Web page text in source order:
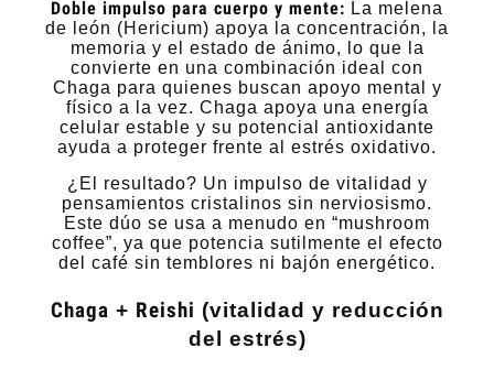
Doble impulso para cuerpo y mente: La melena
de león (Hericium) apoya la concentración, la
memoria y el estado de ánimo, lo que la
convierte en una combinación ideal con
Chaga para quienes buscan apoyo mental y
físico a la vez. Chaga apoya una energía
celular estable y su potencial antioxidante
ayuda a proteger frente al estrés oxidativo.
¿El resultado? Un impulso de vitalidad y
pensamientos cristalinos sin nerviosismo.
Este dúo se usa a menudo en “mushroom
coffee”, ya que potencia sutilmente el efecto
del café sin temblores ni bajón energético.
Chaga + Reishi (vitalidad y reducción
del estrés)